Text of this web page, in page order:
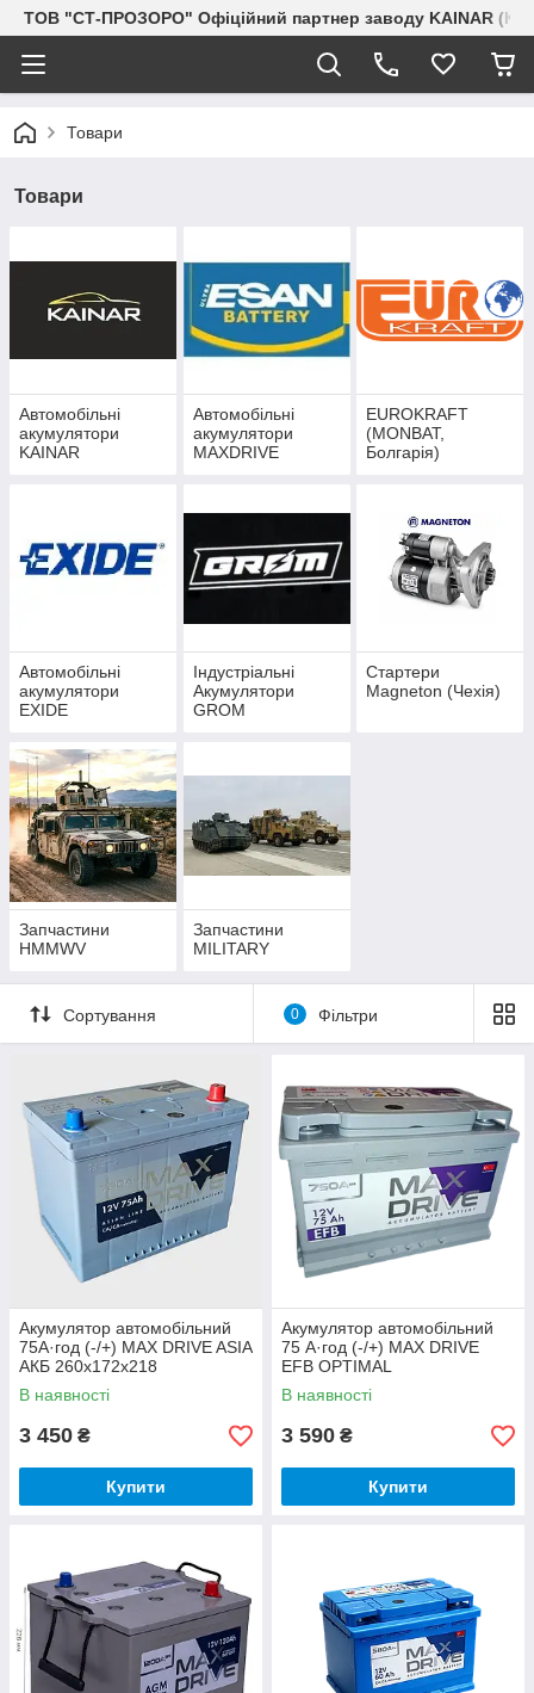
ТОВ "СТ-ПРОЗОРО" Офіційний партнер заводу KAINAR
Товари
Товари
Автомобільні
акумулятори
KAINAR
Автомобільні
акумулятори
MAXDRIVE
EUROKRAFT
(MONBAT,
Болгарія)
Автомобільні
акумулятори
EXIDE
Індустріальні
Акумулятори
GROM
Стартери
Magneton (Чехія)
Запчастини
HMMWV
Запчастини
MILITARY
Сортування 0 Фільтри
Акумулятор автомобільний
75А·год (-/+) MAX DRIVE ASIA
АКБ 260x172x218
В наявності
3 450 ₴
Купити
Акумулятор автомобільний
75 А·год (-/+) MAX DRIVE
EFB OPTIMAL
В наявності
3 590 ₴
Купити